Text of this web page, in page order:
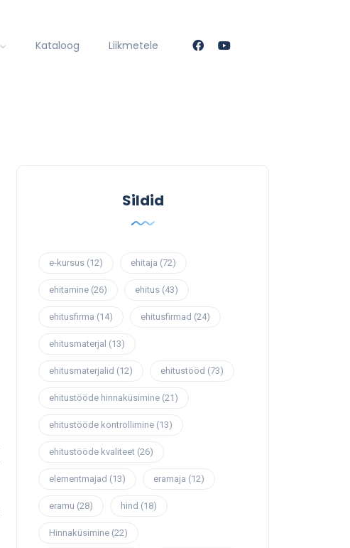
Kataloog Liikmetele
Sildid
e-kursus (12) ehitaja (72)
ehitamine (26) ehitus (43)
ehitusfirma (14) ehitusfirmad (24)
ehitusmaterjal (13)
ehitusmaterjalid (12) ehitustööd (73)
ehitustööde hinnaküsimine (21)
ehitustööde kontrollimine (13)
ehitustööde kvaliteet (26)
elementmajad (13) eramaja (12)
eramu (28) hind (18)
Hinnaküsimine (22)